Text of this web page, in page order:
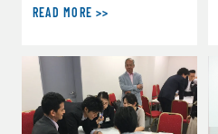
り、番組内でご紹介いた
員の小澤さんから取材を
受けました。コロナの影
響下でアスリートが今で
きることをライフスキル
READ MORE >>